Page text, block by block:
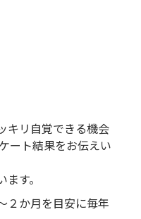
キリ自覚できる機会
ート結果をお伝えい
す。
２か月を目安に毎年